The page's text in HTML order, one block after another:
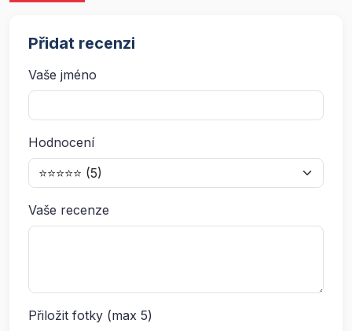
Přidat recenzi
Vaše jméno
Hodnocení
Vaše recenze
Přiložit fotky (max 5)